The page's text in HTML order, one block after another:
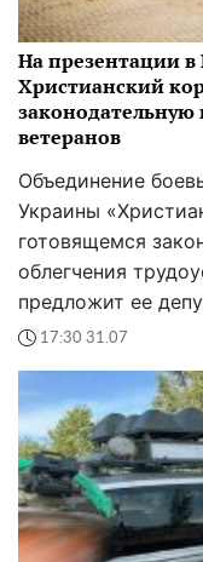
На презентации в
Христианский
законодательную
ветеранов
Объединение
Украины
готовящемся
облегчения
предложит ее
17:30 31.07